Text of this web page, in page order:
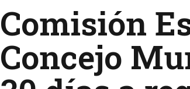
Comisión
Concejo